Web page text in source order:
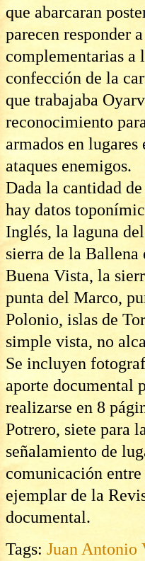
que abarcaran
parecen responder
complementarias a
confección de la
que trabajaba
reconocimiento
armados en
ataques enemigos.
Dada la cantidad
hay datos
Inglés, la laguna
sierra de la
Buena Vista, la
punta del Marco,
Polonio, islas de
simple vista, no
Se incluyen
aporte documental
realizarse en 8
Potrero, siete para
señalamiento de
comunicación
ejemplar de la
documental.
Tags: Juan Antonio